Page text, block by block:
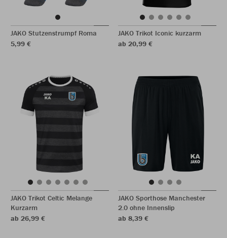
JAKO Stutzenstrumpf Roma
5,99 €
JAKO Trikot Iconic kurzarm
ab 20,99 €
JAKO Trikot Celtic Melange
Kurzarm
ab 26,99 €
JAKO Sporthose Manchester
2.0 ohne Innenslip
ab 8,39 €